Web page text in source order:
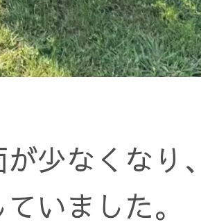
少なくなり
いました。